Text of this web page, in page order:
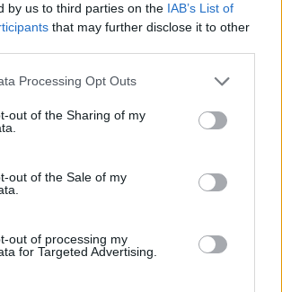
by us to third parties on the IAB’s List of
that may further disclose it to other
this website/app uses one or more Google
visit or usage behaviour. You may click to
to Google and its third-party tags to
below specified purposes in below Google
Processing Opt Outs
out of the Sharing of my
out of the Sale of my
out of processing my
for Targeted Advertising.